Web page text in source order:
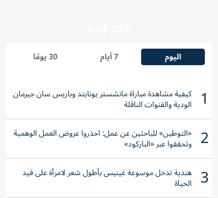
اليوم 7 أيام 30 يومًا
1 كيفية مشاهدة مباراة مانشستر يونايتد وباريس سان جيرمان
الودية والقنوات الناقلة
2 «التوطين» للباحثين عن عمل: احذروا عروض العمل الوهمية
وتحققوا عبر «الباركود»
3 هندية تدخل موسوعة غينيس بأطول شعر لامرأة على قيد
الحياة